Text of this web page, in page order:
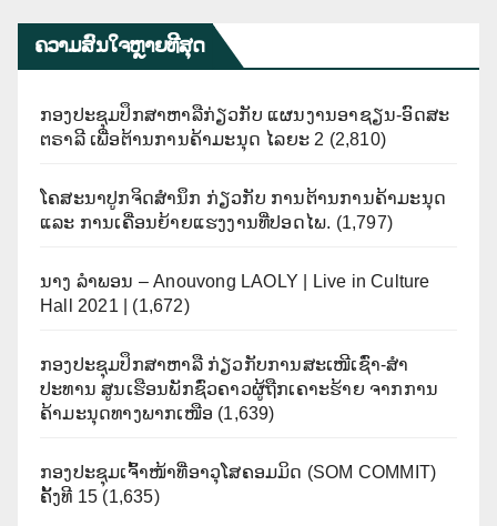
ຄວາມສົນໃຈຫຼາຍທີີສຸດ
ກອງປະຊຸມປຶກສາຫາລືກ່ຽວກັບ ແຜນງານອາຊຽນ-ອົດສະ
ຕຣາລີ ເພື່ອຕ້ານການຄ້າມະນຸດ ໄລຍະ 2 (2,810)
ໂຄສະນາປູກຈິດສຳນຶກ ກ່ຽວກັບ ການຕ້ານການຄ້າມະນຸດ
ແລະ ການເຄື່ອນຍ້າຍແຮງງານທີ່ປອດໄພ. (1,797)
ນາງ ລຳພອນ – Anouvong LAOLY | Live in Culture
Hall 2021 |
(1,672)
ກອງປະຊຸມປຶກສາຫາລື ກ່ຽວກັບການສະເໜີເຊົ່າ-ສໍາ
ປະທານ ສູນເຮືອນພັກຊົ່ວຄາວຜູ້ຖືກເຄາະຮ້າຍ ຈາກການ
ຄ້າມະນຸດທາງພາກເໜືອ (1,639)
ກອງປະຊຸມເຈົ້າໜ້າທີ່ອາວຸໂສຄອມມິດ (SOM COMMIT)
ຄັ້ງທີ 15 (1,635)